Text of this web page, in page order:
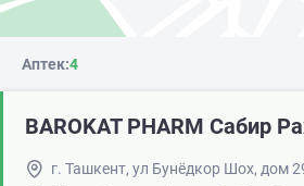
Аптек:4
BAROKAT PHARM Сабир
г. Ташкент, ул Бунёдкор Шох, дом